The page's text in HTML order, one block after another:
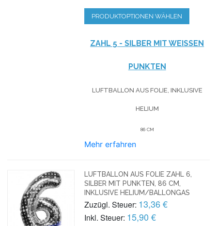
PRODUKTOPTIONEN WÄHLEN
ZAHL 5 - SILBER MIT WEISSEN P
UNKTEN
LUFTBALLON AUS FOLIE, INKLUSIVE
HELIUM
86 CM
Mehr erfahren
LUFTBALLON AUS FOLIE ZAHL 6,
SILBER MIT PUNKTEN, 86 CM,
INKLUSIVE HELIUM/BALLONGAS
Zuzügl. Steuer: 13,36 €
Inkl. Steuer: 15,90 €